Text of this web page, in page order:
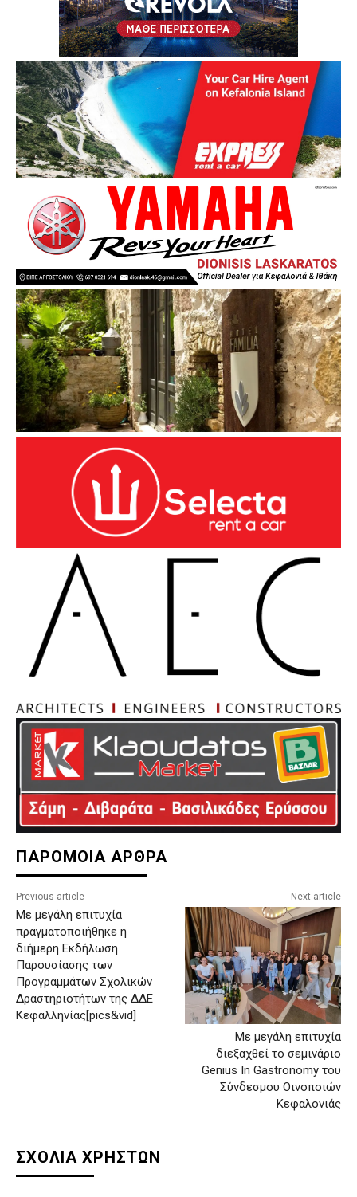
ΠΑΡΟΜΟΙΑ ΑΡΘΡΑ
Previous article
Με μεγάλη επιτυχία
πραγματοποιήθηκε η
διήμερη Εκδήλωση
Παρουσίασης των
Προγραμμάτων Σχολικών
Δραστηριοτήτων της ΔΔΕ
Κεφαλληνίας[pics&vid]
Next article
Με μεγάλη επιτυχία
διεξαχθεί το σεμινάριο
Genius In Gastronomy του
Σύνδεσμου Οινοποιών
Κεφαλονιάς
ΣΧΟΛΙΑ ΧΡΗΣΤΩΝ